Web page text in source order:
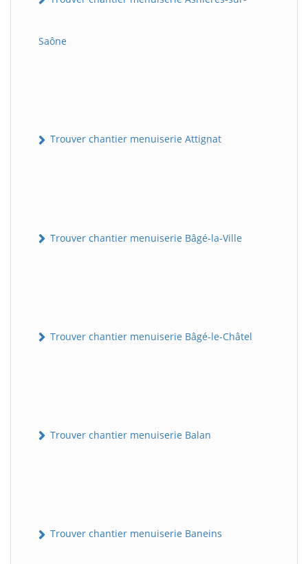
Saône
Trouver chantier menuiserie Attignat
Trouver chantier menuiserie Bâgé-la-Ville
Trouver chantier menuiserie Bâgé-le-Châtel
Trouver chantier menuiserie Balan
Trouver chantier menuiserie Baneins